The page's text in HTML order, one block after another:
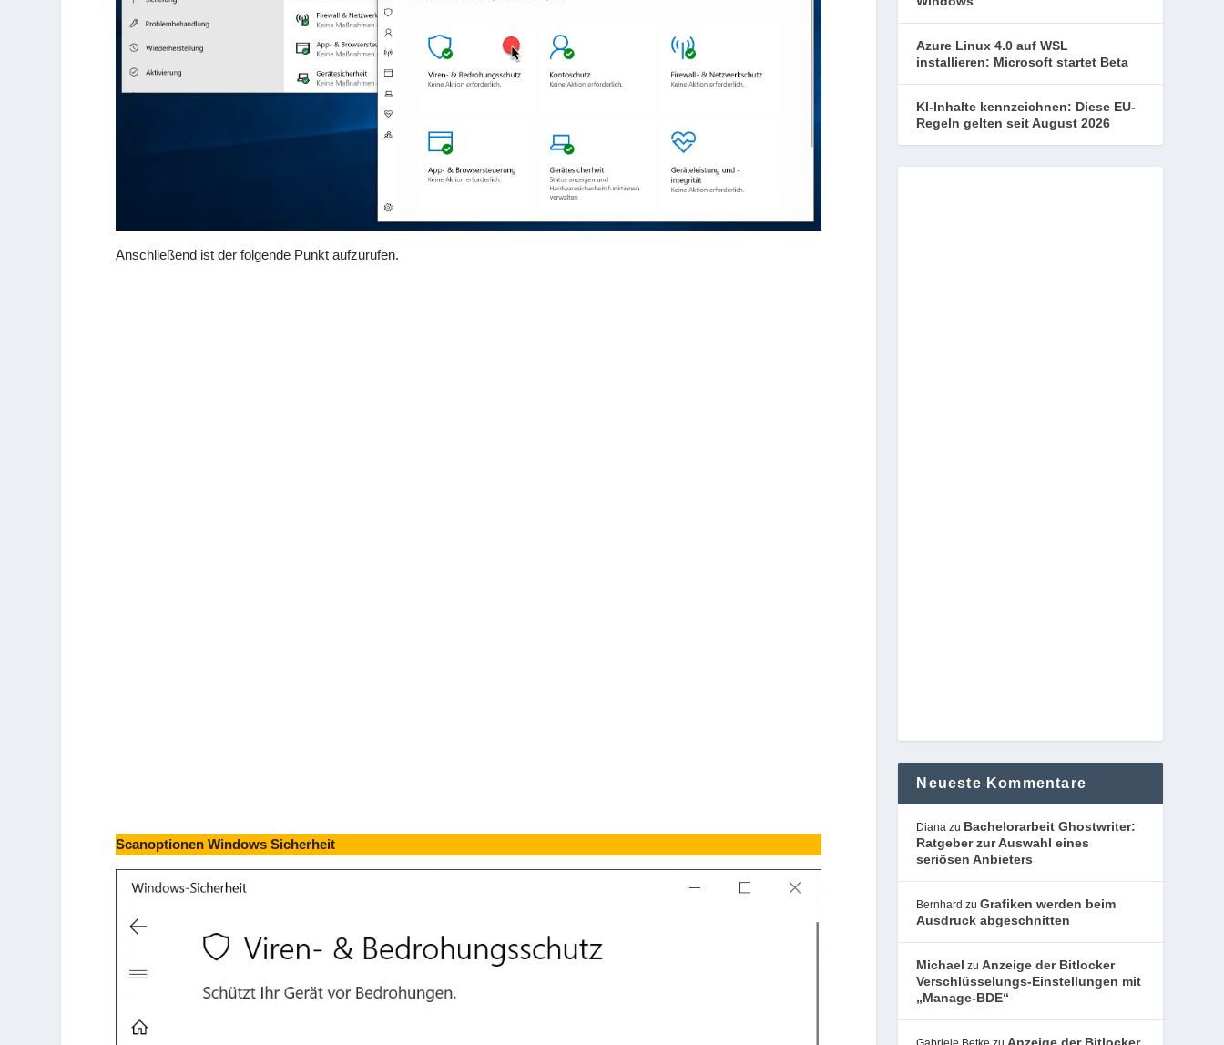
Anschließend ist der folgende Punkt aufzurufen.
Scanoptionen Windows Sicherheit
Azure Linux 4.0 auf WSL
installieren: Microsoft startet Beta
KI-Inhalte kennzeichnen: Diese EU-
Regeln gelten seit August 2026
Neueste Kommentare
Diana zu Bachelorarbeit Ghostwriter:
Ratgeber zur Auswahl eines
seriösen Anbieters
Bernhard zuGrafiken werden beim
Ausdruck abgeschnitten
Michael zuAnzeige der Bitlocker
Verschlüsselungs-Einstellungen mit
„Manage-BDE“